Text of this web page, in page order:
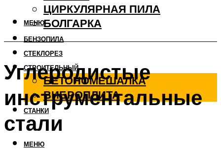
ЦИРКУЛЯРНАЯ ПИЛА
БОЛГАРКА
БЕНЗОПИЛА
СТЕКЛОРЕЗ
СТРОИТЕЛЬНЫЙ
БЕТОНОМЕШАЛКА
ВИБРОПЛИТА
СТАНКИ
МЕНЮ
МЕНЮ
Углеродистые
инструментальные
стали